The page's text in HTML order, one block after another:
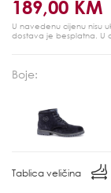
189,00 KM
U navedenu cijenu nisu
dostava je besplatna. U
Boje:
Tablica veličina